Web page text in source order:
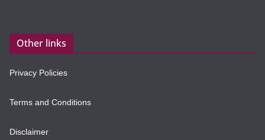
Other links
Privacy Policies
Terms and Conditions
Disclaimer